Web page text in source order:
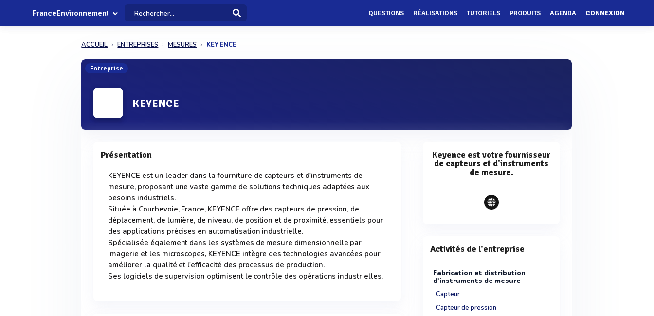
FranceEnvironnement QUESTIONS RÉALISATIONS TUTORIELS PRODUITS AGENDA CONNEXION
ACCUEIL ENTREPRISES MESURES KEYENCE
Entreprise
KEYENCE
Présentation
KEYENCE est un leader dans la fourniture de capteurs et d'instruments de
mesure, proposant une vaste gamme de solutions techniques adaptées aux
besoins industriels.
Située à Courbevoie, France, KEYENCE offre des capteurs de pression, de
déplacement, de lumière, de niveau, de position et de proximité, essentiels pour
des applications précises en automatisation industrielle.
Spécialisée également dans les systèmes de mesure dimensionnelle par
imagerie et les microscopes, KEYENCE intègre des technologies avancées pour
améliorer la qualité et l'efficacité des processus de production.
Ses logiciels de supervision optimisent le contrôle des opérations industrielles.
Keyence est votre fournisseur
de capteurs et d'instruments
de mesure.
Activités de l'entreprise
Fabrication et distribution
d'instruments de mesure
Capteur
Capteur de pression